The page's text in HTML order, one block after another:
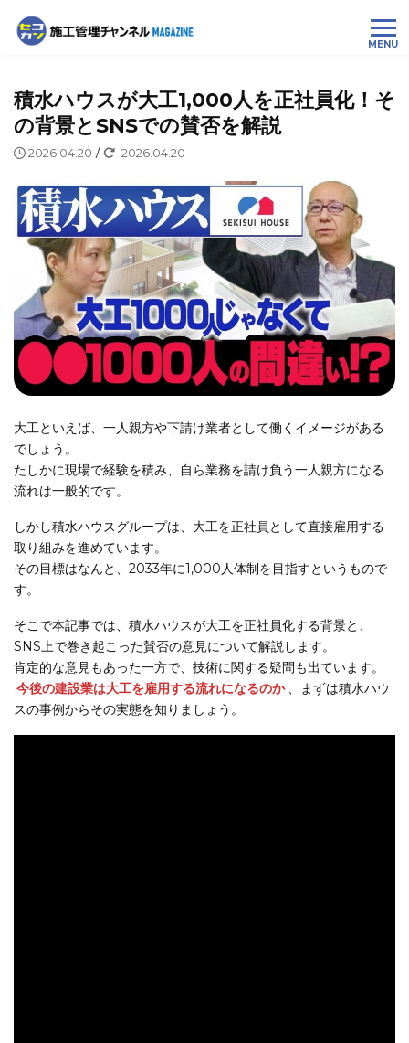
MENU
積水ハウスが大工1,000人を正社員化！そ
の背景とSNSでの賛否を解説
2026.04.20 / 2026.04.20
大工といえば、一人親方や下請け業者として働くイメージがある
でしょう。
たしかに現場で経験を積み、自ら業務を請け負う一人親方になる
流れは一般的です。
しかし積水ハウスグループは、大工を正社員として直接雇用する
取り組みを進めています。
その目標はなんと、2033年に1,000人体制を目指すというもので
す。
そこで本記事では、積水ハウスが大工を正社員化する背景と、
SNS上で巻き起こった賛否の意見について解説します。
肯定的な意見もあった一方で、技術に関する疑問も出ています。
今後の建設業は大工を雇用する流れになるのか 、まずは積水ハウ
スの事例からその実態を知りましょう。